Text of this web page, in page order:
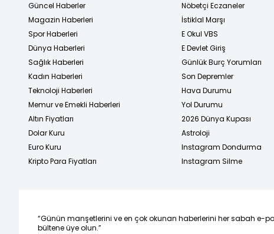
Güncel Haberler
Magazin Haberleri
Spor Haberleri
Dünya Haberleri
Sağlık Haberleri
Kadın Haberleri
Teknoloji Haberleri
Memur ve Emekli Haberleri
Altın Fiyatları
Dolar Kuru
Euro Kuru
Kripto Para Fiyatları
Nöbetçi Eczaneler
İstiklal Marşı
E Okul VBS
E Devlet Giriş
Günlük Burç Yorumları
Son Depremler
Hava Durumu
Yol Durumu
2026 Dünya Kupası
Astroloji
Instagram Dondurma
Instagram Silme
“Günün manşetlerini ve en çok okunan haberlerini her sabah e-
bültene üye olun.”